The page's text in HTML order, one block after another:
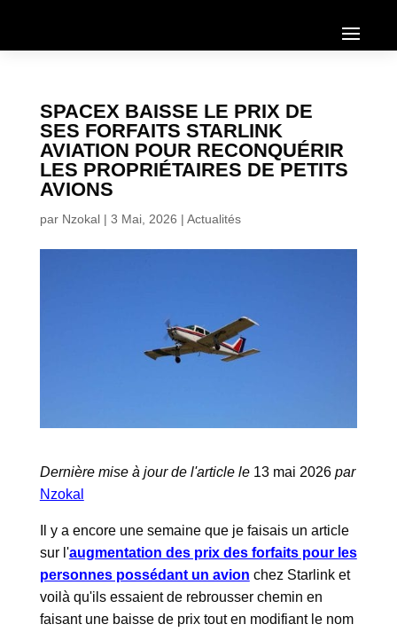
SPACEX BAISSE LE PRIX DE
SES FORFAITS STARLINK
AVIATION POUR RECONQUÉRIR
LES PROPRIÉTAIRES DE PETITS
AVIONS
par Nzokal| 3 Mai, 2026 | Actualités
Dernière mise à jour de l'article le 13 mai 2026 par
Nzokal
Il y a encore une semaine que je faisais un article
sur l'augmentation des prix des forfaits pour les
personnes possédant un avion chez Starlink et
voilà qu'ils essaient de rebrousser chemin en
faisant une baisse de prix tout en modifiant le nom